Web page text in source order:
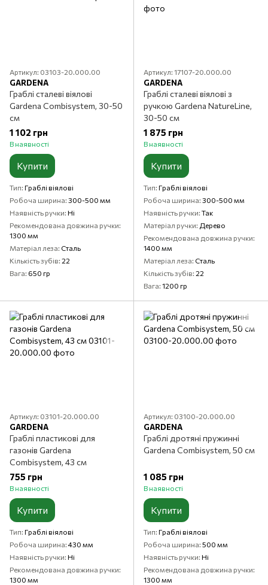
Артикул: 03103-20.000.00
GARDENA
Граблі сталеві віялові
Gardena Combisystem, 30-50
см
1 102 грн
В наявності
Купити
Тип Граблі віялові
Робоча ширина 300-500 мм
Наявність ручки Ні
Рекомендована довжина ручки
1300 мм
Матеріал леза Сталь
Кількість зубів 22
Вага 650 гр
Артикул: 17107-20.000.00
GARDENA
Граблі сталеві віялові з
ручкою Gardena NatureLine,
30-50 см
1 875 грн
В наявності
Купити
Тип Граблі віялові
Робоча ширина 300-500 мм
Наявність ручки Так
Матеріал ручки Дерево
Рекомендована довжина ручки
1400 мм
Матеріал леза Сталь
Кількість зубів 22
Вага 1200 гр
Артикул: 03101-20.000.00
GARDENA
Граблі пластикові для
газонів Gardena
Combisystem, 43 см
755 грн
В наявності
Купити
Тип Граблі віялові
Робоча ширина 430 мм
Наявність ручки Ні
Рекомендована довжина ручки
1300 мм
Артикул: 03100-20.000.00
GARDENA
Граблі дротяні пружинні
Gardena Combisystem, 50 см
1 085 грн
В наявності
Купити
Тип Граблі віялові
Робоча ширина 500 мм
Наявність ручки Ні
Рекомендована довжина ручки
1300 мм